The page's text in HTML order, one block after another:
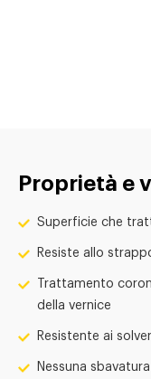
Proprietà e
Superficie che
Resiste allo
Trattamento
della vernice
Resistente ai
Nessuna sbavatura